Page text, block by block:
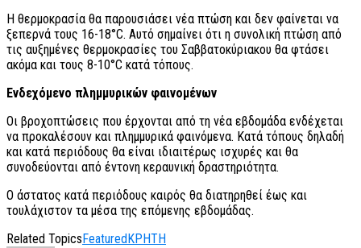
Η θερμοκρασία θα παρουσιάσει νέα πτώση και δεν φαίνεται να
ξεπερνά τους 16-18°C. Αυτό σημαίνει ότι η συνολική πτώση από
τις αυξημένες θερμοκρασίες του Σαββατοκύριακου θα φτάσει
ακόμα και τους 8-10°C κατά τόπους.
Ενδεχόμενο πλημμυρικών φαινομένων
Οι βροχοπτώσεις που έρχονται από τη νέα εβδομάδα ενδέχεται
να προκαλέσουν και πλημμυρικά φαινόμενα. Κατά τόπους δηλαδή
και κατά περιόδους θα είναι ιδιαιτέρως ισχυρές και θα
συνοδεύονται από έντονη κεραυνική δραστηριότητα.
Ο άστατος κατά περιόδους καιρός θα διατηρηθεί έως και
τουλάχιστον τα μέσα της επόμενης εβδομάδας.
Related Topics Featured ΚΡΗΤΗ